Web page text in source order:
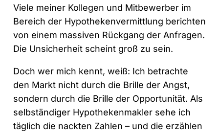
Viele meiner Kollegen und Mitbewerber im
Bereich der Hypothekenvermittlung berichten
von einem massiven Rückgang der Anfragen.
Die Unsicherheit scheint groß zu sein.
Doch wer mich kennt, weiß: Ich betrachte
den Markt nicht durch die Brille der Angst,
sondern durch die Brille der Opportunität. Als
selbständiger Hypothekenmakler sehe ich
täglich die nackten Zahlen – und die erzählen